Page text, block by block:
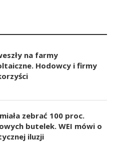
na farmy
Hodowcy i firmy
zebrać 100 proc.
butelek. WEI mówi o
iluzji